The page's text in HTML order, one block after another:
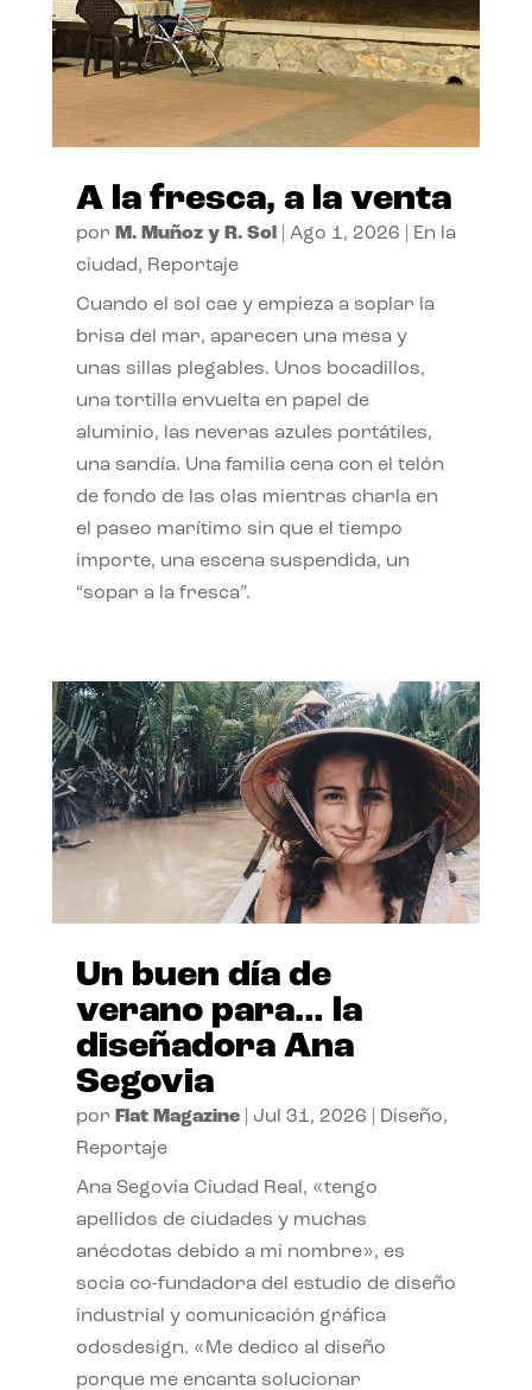
A la fresca, a la venta
por M. Muñoz y R. Sol| Ago 1, 2026
En la
ciudad, Reportaje
Cuando el sol cae y empieza a soplar la
brisa del mar, aparecen una mesa y
unas sillas plegables. Unos bocadillos,
una tortilla envuelta en papel de
aluminio, las neveras azules portátiles,
una sandía. Una familia cena con el telón
de fondo de las olas mientras charla en
el paseo marítimo sin que el tiempo
importe, una escena suspendida, un
“sopar a la fresca”.
Un buen día de
verano para… la
diseñadora Ana
Segovia
por Flat Magazine| Jul 31, 2026 Diseño,
Reportaje
Ana Segovia Ciudad Real, «tengo
apellidos de ciudades y muchas
anécdotas debido a mi nombre», es
socia co-fundadora del estudio de diseño
industrial y comunicación gráfica
odosdesign. «Me dedico al diseño
porque me encanta solucionar